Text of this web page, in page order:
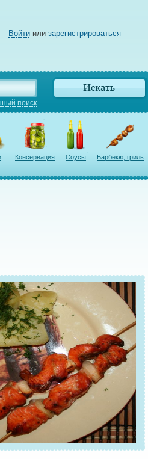
Войтиили зарегистрироваться
поиск
Консервация Соусы Барбекю, гриль